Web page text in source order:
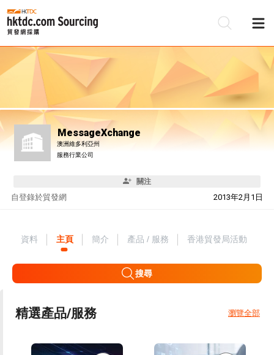
MessageXchange
澳洲維多利亞州
服務行業公司
關注
自 2013年2月1日
登錄於貿發網
資料 主頁 簡介 產品 / 服務 香港貿發局活動
搜尋
精選產品/服務 瀏覽全部